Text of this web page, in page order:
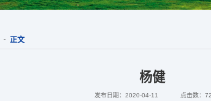
正文
杨健
发布日期：2020-04-11 点击数：